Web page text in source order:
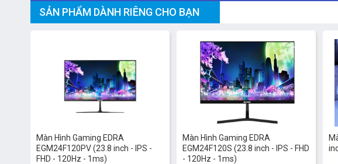
SẢN PHẨM DÀNH RIÊNG CHO BẠN
Màn Hình Gaming EDRA
EGM24F120PV (23.8 inch - IPS -
FHD - 120Hz - 1ms)
Màn Hình Gaming EDRA
EGM24F120S (23.8 inch - IPS - FHD
- 120Hz - 1ms)
-9%